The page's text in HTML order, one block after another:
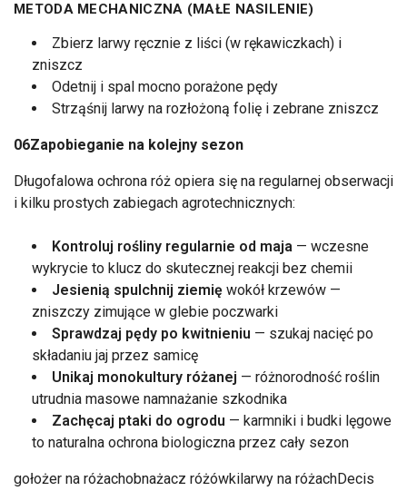
METODA MECHANICZNA (MAŁE NASILENIE)
Zbierz larwy ręcznie z liści (w rękawiczkach) i
zniszcz
Odetnij i spal mocno porażone pędy
Strząśnij larwy na rozłożoną folię i zebrane zniszcz
06Zapobieganie na kolejny sezon
Długofalowa ochrona róż opiera się na regularnej obserwacji
i kilku prostych zabiegach agrotechnicznych:
Kontroluj rośliny regularnie od maja — wczesne
wykrycie to klucz do skutecznej reakcji bez chemii
Jesienią spulchnij ziemię wokół krzewów —
zniszczy zimujące w glebie poczwarki
Sprawdzaj pędy po kwitnieniu — szukaj nacięć po
składaniu jaj przez samicę
Unikaj monokultury różanej — różnorodność roślin
utrudnia masowe namnażanie szkodnika
Zachęcaj ptaki do ogrodu — karmniki i budki lęgowe
to naturalna ochrona biologiczna przez cały sezon
gołożer na różachobnażacz różówkilarwy na różachDecis